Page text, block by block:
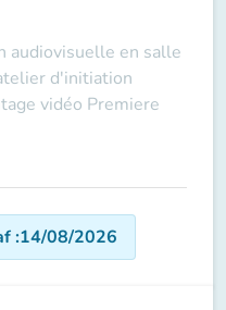
audiovisuelle en salle
d'initiation
vidéo Premiere
:14/08/2026